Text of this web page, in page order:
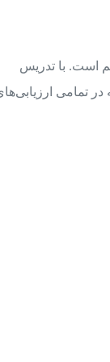
است. با تدریس
در تمامی